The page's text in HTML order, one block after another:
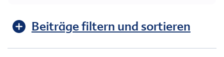
Beiträge filtern und sortieren